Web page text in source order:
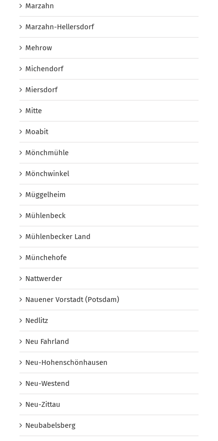
Marzahn
Marzahn-Hellersdorf
Mehrow
Michendorf
Miersdorf
Mitte
Moabit
Mönchmühle
Mönchwinkel
Müggelheim
Mühlenbeck
Mühlenbecker Land
Münchehofe
Nattwerder
Nauener Vorstadt (Potsdam)
Nedlitz
Neu Fahrland
Neu-Hohenschönhausen
Neu-Westend
Neu-Zittau
Neubabelsberg